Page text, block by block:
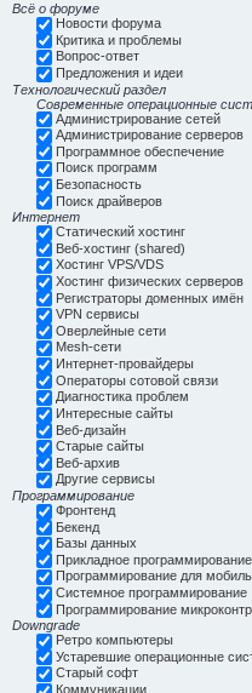
Всё о форуме
Новости форума
Критика и проблемы
Вопрос-ответ
Предложения и идеи
Технологический раздел
Современные операционные
Администрирование сетей
Администрирование серверов
Программное обеспечение
Поиск программ
Безопасность
Поиск драйверов
Интернет
Статический хостинг
Веб-хостинг (shared)
Хостинг VPS/VDS
Хостинг физических серверов
Регистраторы доменных имён
VPN сервисы
Оверлейные сети
Mesh-сети
Интернет-провайдеры
Операторы сотовой связи
Диагностика проблем
Интересные сайты
Веб-дизайн
Старые сайты
Веб-архив
Другие сервисы
Программирование
Фронтенд
Бекенд
Базы данных
Прикладное программирование
Программирование для
Системное программирование
Программирование
Downgrade
Ретро компьютеры
Устаревшие операционные
Старый софт
Коммуникации